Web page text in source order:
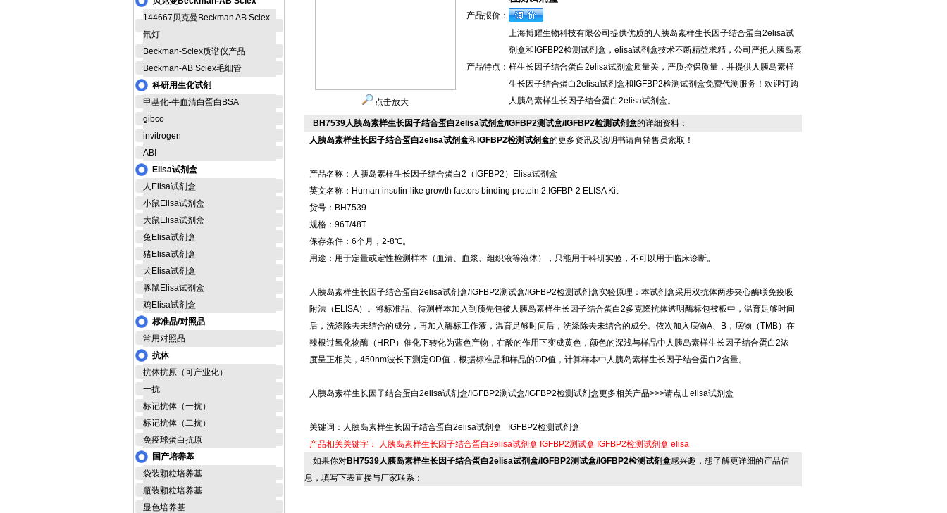
144667贝克曼Beckman AB Sciex
氘灯
Beckman-Sciex质谱仪产品
Beckman-AB Sciex毛细管
科研用生化试剂
甲基化-牛血清白蛋白BSA
gibco
invitrogen
ABI
Elisa试剂盒
人Elisa试剂盒
小鼠Elisa试剂盒
大鼠Elisa试剂盒
兔Elisa试剂盒
猪Elisa试剂盒
犬Elisa试剂盒
豚鼠Elisa试剂盒
鸡Elisa试剂盒
标准品/对照品
常用对照品
抗体
抗体抗原（可产业化）
一抗
标记抗体（一抗）
标记抗体（二抗）
免疫球蛋白抗原
国产培养基
袋装颗粒培养基
瓶装颗粒培养基
显色培养基
点击放大
产品报价：
产品特点：
上海博耀生物科技有限公司提供优质的人胰岛素样生长因子结合蛋白2elisa试
剂盒和IGFBP2检测试剂盒，elisa试剂盒技术不断精益求精，公司严把人胰岛素
样生长因子结合蛋白2elisa试剂盒质量关，严质控保质量，并提供人胰岛素样
生长因子结合蛋白2elisa试剂盒和IGFBP2检测试剂盒免费代测服务！欢迎订购
人胰岛素样生长因子结合蛋白2elisa试剂盒。
BH7539人胰岛素样生长因子结合蛋白2elisa试剂盒/IGFBP2测试盒/IGFBP2检测试剂盒的详细资料：
人胰岛素样生长因子结合蛋白2elisa试剂盒和 IGFBP2检测试剂盒的更多资讯及说明书请向销售员索取！
产品名称：人胰岛素样生长因子结合蛋白2（IGFBP2）Elisa试剂盒
英文名称：Human insulin-like growth factors binding protein 2,IGFBP-2 ELISA Kit
货号：BH7539
规格：96T/48T
保存条件：6个月，2-8℃。
用途：用于定量或定性检测样本（血清、血浆、组织液等液体），只能用于科研实验，不可以用于临床诊断。
人胰岛素样生长因子结合蛋白2elisa试剂盒/IGFBP2测试盒/IGFBP2检测试剂盒实验原理：本试剂盒采用双抗体两步夹心酶联免疫吸
附法（ELISA）。将标准品、待测样本加入到预先包被人胰岛素样生长因子结合蛋白2多克隆抗体透明酶标包被板中，温育足够时间
后，洗涤除去未结合的成分，再加入酶标工作液，温育足够时间后，洗涤除去未结合的成分。依次加入底物A、B，底物（TMB）在
辣根过氧化物酶（HRP）催化下转化为蓝色产物，在酸的作用下变成黄色，颜色的深浅与样品中人胰岛素样生长因子结合蛋白2浓
度呈正相关，450nm波长下测定OD值，根据标准品和样品的OD值，计算样本中人胰岛素样生长因子结合蛋白2含量。
人胰岛素样生长因子结合蛋白2elisa试剂盒/IGFBP2测试盒/IGFBP2检测试剂盒更多相关产品>>>请点击elisa试剂盒
关键词：人胰岛素样生长因子结合蛋白2elisa试剂盒 IGFBP2检测试剂盒
产品相关关键字：
人胰岛素样生长因子结合蛋白2elisa试剂盒 IGFBP2测试盒 IGFBP2检测试剂盒 elisa
如果你对BH7539人胰岛素样生长因子结合蛋白2elisa试剂盒/IGFBP2测试盒/IGFBP2检测试剂盒感兴趣，想了解更详细的产品信
息，填写下表直接与厂家联系：